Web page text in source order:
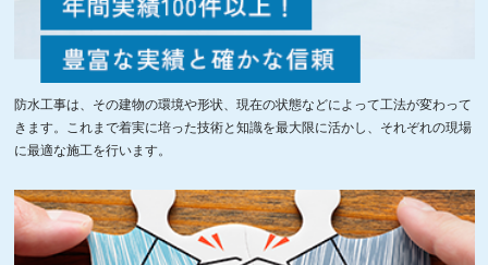
防水工事は、その建物の環境や形状、現在の状態などによって工法が変わって
きます。これまで着実に培った技術と知識を最大限に活かし、それぞれの現場
に最適な施工を行います。